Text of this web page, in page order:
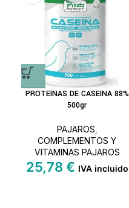
PROTEINAS DE CASEINA 88%
500gr
PAJAROS
COMPLEMENTOS Y
VITAMINAS PAJAROS
25,78 € IVA incluido